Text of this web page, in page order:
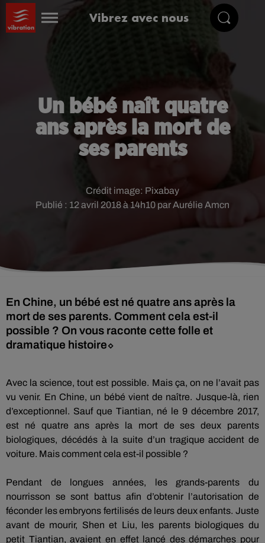
Vibrez avec nous
Un bébé naît quatre
ans après la mort de
ses parents
Publié : 12 avril 2018 à 14h10 par Aurélie Amcn
Crédit image: Pixabay
En Chine, un bébé est né quatre ans après la
mort de ses parents. Comment cela est-il
possible ? On vous raconte cette folle et
dramatique histoire⬦
Avec la science, tout est possible. Mais ça, on ne l’avait pas
vu venir. En Chine, un bébé vient de naître. Jusque-là, rien
d’exceptionnel. Sauf que Tiantian, né le 9 décembre 2017,
est né quatre ans après la mort de ses deux parents
biologiques, décédés à la suite d’un tragique accident de
voiture. Mais comment cela est-il possible ?
Pendant de longues années, les grands-parents du
nourrisson se sont battus afin d’obtenir l’autorisation de
féconder les embryons fertilisés de leurs deux enfants. Juste
avant de mourir, Shen et Liu, les parents biologiques du
petit Tiantian, avaient en effet lancé des démarches pour